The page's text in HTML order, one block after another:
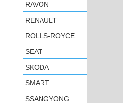
RAVON
RENAULT
ROLLS-ROYCE
SEAT
SKODA
SMART
SSANGYONG